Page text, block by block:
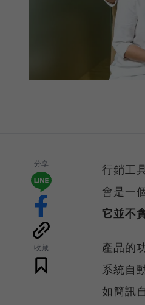
分享
收藏
行銷工
會是一
它並不
產品的
系統自
如簡訊